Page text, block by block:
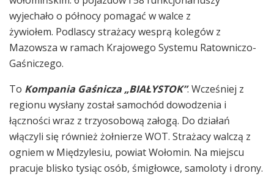
wyjechało o północy pomagać w walce z
żywiołem. Podlascy strażacy wesprą kolegów z
Mazowsza w ramach Krajowego Systemu Ratowniczo-
Gaśniczego.
To Kompania Gaśnicza „BIAŁYSTOK”. Wcześniej z
regionu wysłany został samochód dowodzenia i
łączności wraz z trzyosobową załogą. Do działań
włączyli się również żołnierze WOT. Strażacy walczą z
ogniem w Międzylesiu, powiat Wołomin. Na miejscu
pracuje blisko tysiąc osób, śmigłowce, samoloty i drony.